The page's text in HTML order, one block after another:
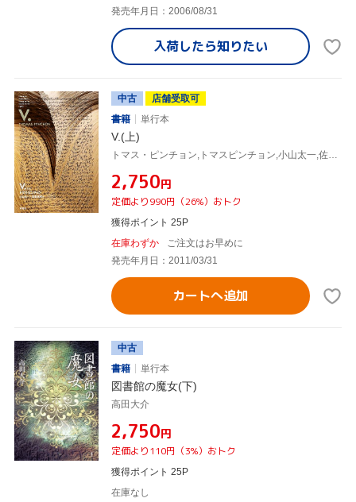
発売年月日：2006/08/31
入荷したら知りたい
中古
店舗受取可
書籍
単行本
V.(上)
トマス・ピンチョン,トマスピンチョン,小山太一,佐藤良明
¥2,750円
定価より990円（26%）おトク
獲得ポイント 25P
在庫わずか
ご注文はお早めに
発売年月日：2011/03/31
カートへ追加
中古
書籍
単行本
図書館の魔女(下)
高田大介
¥2,750円
定価より110円（3%）おトク
獲得ポイント 25P
在庫なし